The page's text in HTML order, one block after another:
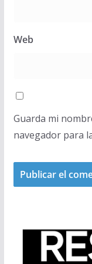
Web
Guarda mi
navegador para